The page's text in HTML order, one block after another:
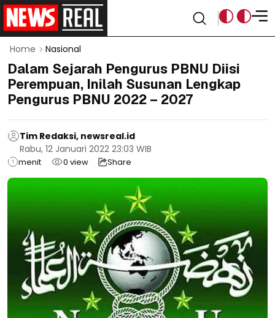
Home Nasional
Dalam Sejarah Pengurus PBNU Diisi
Perempuan, Inilah Susunan Lengkap
Pengurus PBNU 2022 – 2027
Tim Redaksi, newsreal.id
Rabu, 12 Januari 2022 23:03 WIB
menit 0 view Share